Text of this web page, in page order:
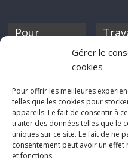
Gérer le
cookies
Pour offrir les meilleures
telles que les cookies pour
appareils. Le fait de consentir à
traiter des données telles que le
uniques sur ce site. Le fait de ne
consentement peut avoir un
et fonctions.
Pour
discothèque
Si tu
pas à
tes
séries